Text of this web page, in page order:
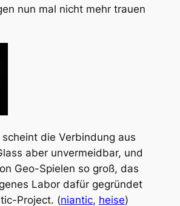
nun mal nicht mehr trauen
die Verbindung aus
aber unvermeidbar, und
Geo-Spielen so groß, das
Labor dafür gegründet
Project. (niantic, heise)